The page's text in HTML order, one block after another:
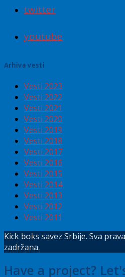
twitter
youtube
Arhiva vesti
Vesti 2023
Vesti 2022
Vesti 2021
Vesti 2020
Vesti 2019
Vesti 2018
Vesti 2017
Vesti 2016
Vesti 2015
Vesti 2014
Vesti 2013
Vesti 2012
Vesti 2011
Kick boks savez Srbije. Sva
zadržana.
Have a project?